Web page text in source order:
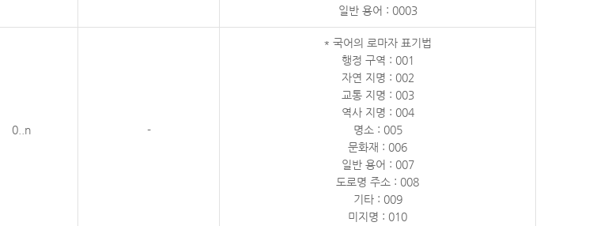
일반 용어 : 0003
0..n -
* 국어의 로마자 표기법
행정 구역 : 001
자연 지명 : 002
교통 지명 : 003
역사 지명 : 004
명소 : 005
문화재 : 006
일반 용어 : 007
도로명 주소 : 008
기타 : 009
미지명 : 010